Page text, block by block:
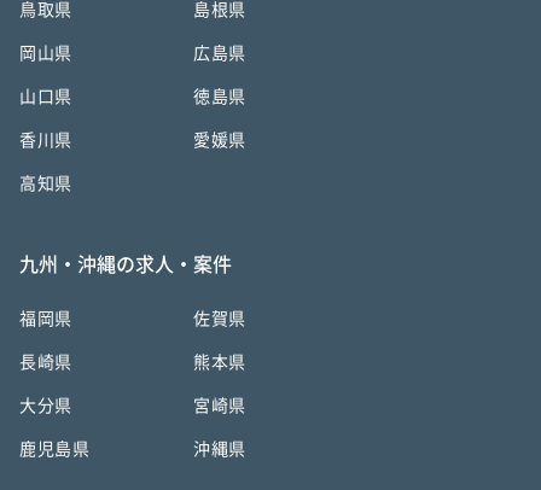
鳥取県 島根県
岡山県 広島県
山口県 徳島県
香川県 愛媛県
高知県
九州・沖縄の求人・案件
福岡県 佐賀県
長崎県 熊本県
大分県 宮崎県
鹿児島県 沖縄県